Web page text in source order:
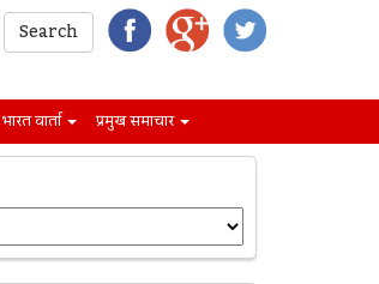
भारत वार्ता प्रमुख समाचार